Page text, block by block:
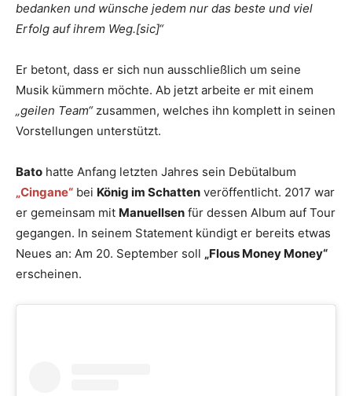
bedanken und wünsche jedem nur das beste und viel
Erfolg auf ihrem Weg.[sic]“
Er betont, dass er sich nun ausschließlich um seine
Musik kümmern möchte. Ab jetzt arbeite er mit einem
„geilen Team“zusammen, welches ihn komplett in seinen
Vorstellungen unterstützt.
Bato hatte Anfang letzten Jahres sein Debütalbum
„Cingane“ bei König im Schatten veröffentlicht. 2017 war
er gemeinsam mit Manuellsen für dessen Album auf Tour
gegangen. In seinem Statement kündigt er bereits etwas
Neues an: Am 20. September soll „Flous Money Money“
erscheinen.